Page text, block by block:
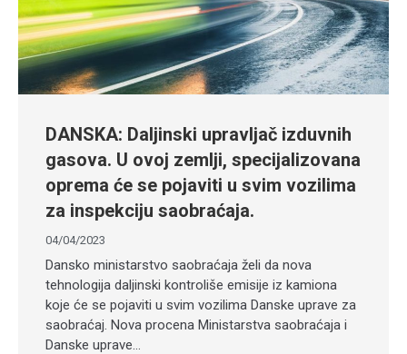
DANSKA: Daljinski upravljač izduvnih
gasova. U ovoj zemlji, specijalizovana
oprema će se pojaviti u svim vozilima
za inspekciju saobraćaja.
04/04/2023
Dansko ministarstvo saobraćaja želi da nova
tehnologija daljinski kontroliše emisije iz kamiona
koje će se pojaviti u svim vozilima Danske uprave za
saobraćaj. Nova procena Ministarstva saobraćaja i
Danske uprave…